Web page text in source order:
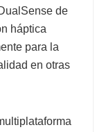
de
háptica
para la
en otras